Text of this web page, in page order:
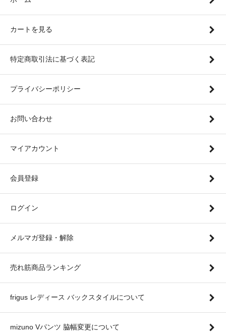
カートを見る
特定商取引法に基づく表記
プライバシーポリシー
お問い合わせ
マイアカウント
会員登録
ログイン
メルマガ登録・解除
売れ筋商品ランキング
frigus レディース バックスタイルについて
mizuno Vパンツ 脇幅変更について